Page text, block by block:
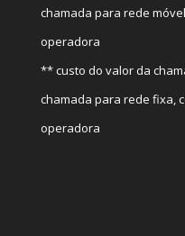
chamada para rede
operadora
** custo do valor da
chamada para rede fixa,
operadora